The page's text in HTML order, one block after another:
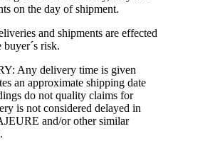
on the day of shipment.
and shipments are effected
risk.
Any delivery time is given
an approximate shipping date
do not quality claims for
is not considered delayed in
and/or other similar